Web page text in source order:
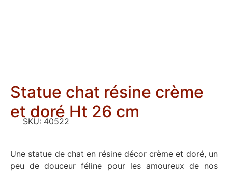
Statue chat résine crème
et doré Ht 26 cm
SKU: 40522
Une statue de chat en résine décor crème et doré, un
peu de douceur féline pour les amoureux de nos